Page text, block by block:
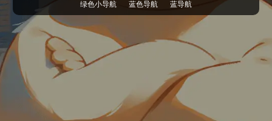
绿色小导航 蓝色导航 蓝导航